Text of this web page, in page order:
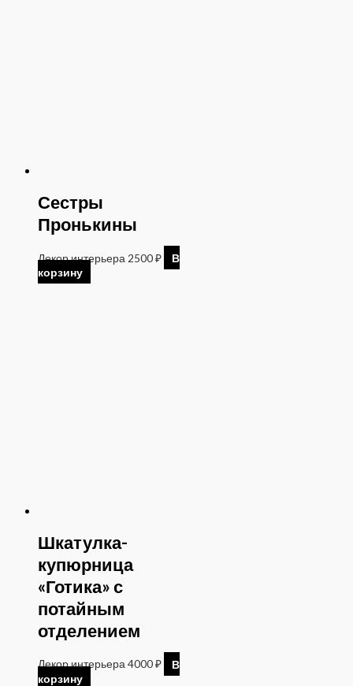
Сестры
Пронькины
Декор интерьера 2500₽
В
корзину
Шкатулка-
купюрница
«Готика» с
потайным
отделением
Декор интерьера4000₽
В
корзину